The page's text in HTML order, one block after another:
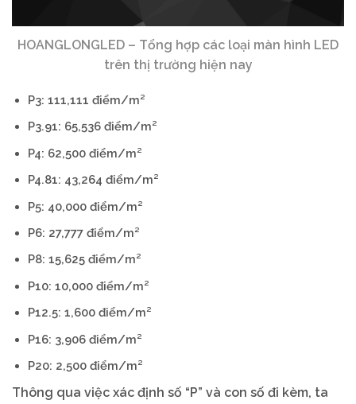
HOANGLONGLED – Tổng hợp các loại màn hình LED
trên thị trường hiện nay
P3: 111,111 điểm/m²
P3.91: 65,536 điểm/m²
P4: 62,500 điểm/m²
P4.81: 43,264 điểm/m²
P5: 40,000 điểm/m²
P6: 27,777 điểm/m²
P8: 15,625 điểm/m²
P10: 10,000 điểm/m²
P12.5: 1,600 điểm/m²
P16: 3,906 điểm/m²
P20: 2,500 điểm/m²
Thông qua việc xác định số “P” và con số đi kèm, ta